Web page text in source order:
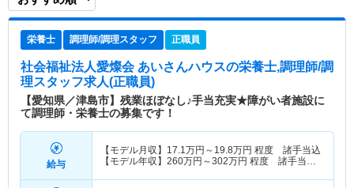
栄養士 調理師/調理スタッフ 正職員
社会福祉法人愛燦会 あいさんハウスの栄養士,調理師/調
理スタッフ求人(正職員)
【愛知県／津島市】残業ほぼなし♪手当充実★障がい者施設に
て調理師・栄養士の募集です！
給与
【モデル月収】 17.1万円～ 19.8万円 程度 諸手当込
【モデル年収】 260万円～302万円 程度 諸手当・